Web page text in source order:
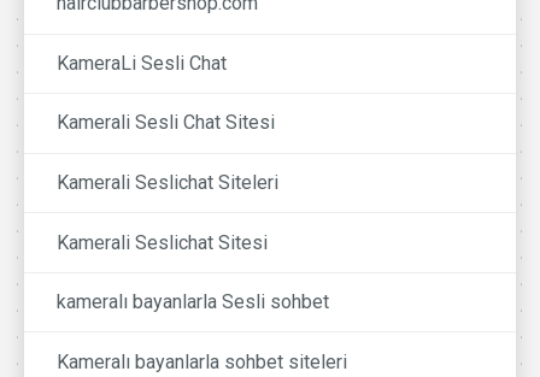
KameraLi Sesli Chat
Kamerali Sesli Chat Sitesi
Kamerali Seslichat Siteleri
Kamerali Seslichat Sitesi
kameralı bayanlarla Sesli sohbet
Kameralı bayanlarla sohbet siteleri